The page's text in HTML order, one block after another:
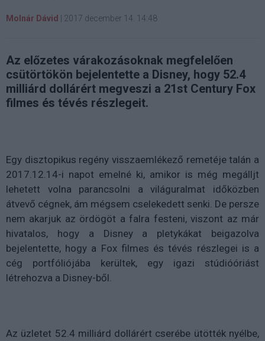
Molnár Dávid 2017 december 14. 14:48
Az előzetes várakozásoknak megfelelően
csütörtökön bejelentette a Disney, hogy 52.4
milliárd dollárért megveszi a 21st Century Fox
filmes és tévés részlegeit.
Egy disztopikus regény visszaemlékező remetéje talán a
2017.12.14-i napot emelné ki, amikor is még megálljt
lehetett volna parancsolni a világuralmat időközben
átvevő cégnek, ám mégsem cselekedett senki. De persze
nem akarjuk az ördögöt a falra festeni, viszont az már
hivatalos, hogy a Disney a pletykákat beigazolva
bejelentette, hogy a Fox filmes és tévés részlegei is a
cég portfóliójába kerültek, egy igazi stúdióóriást
létrehozva a Disney-ből.
Az üzletet 52.4 milliárd dollárért cserébe ütötték nyélbe,